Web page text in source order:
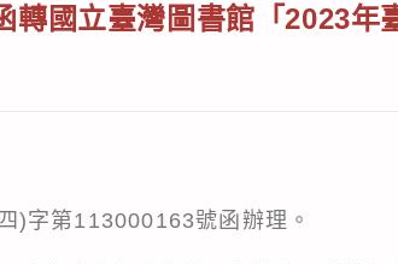
轉國立臺灣圖書館「2023年
)字第113000163號函辦理。